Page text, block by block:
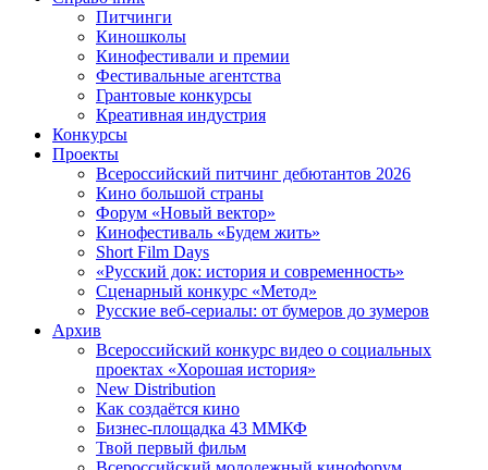
Питчинги
Киношколы
Кинофестивали и премии
Фестивальные агентства
Грантовые конкурсы
Креативная индустрия
Конкурсы
Проекты
Всероссийский питчинг дебютантов 2026
Кино большой страны
Форум «Новый вектор»
Кинофестиваль «Будем жить»
Short Film Days
«Русский док: история и современность»
Сценарный конкурс «Метод»
Русские веб-сериалы: от бумеров до зумеров
Архив
Всероссийский конкурс видео о социальных
проектах «Хорошая история»
New Distribution
Как создаётся кино
Бизнес-площадка 43 ММКФ
Твой первый фильм